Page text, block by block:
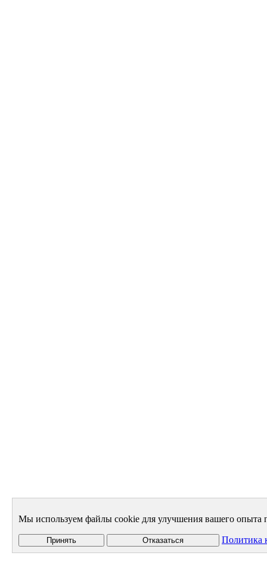
Мы используем файлы cookie для улучшения вашего опыта
Принять Отказаться Политика